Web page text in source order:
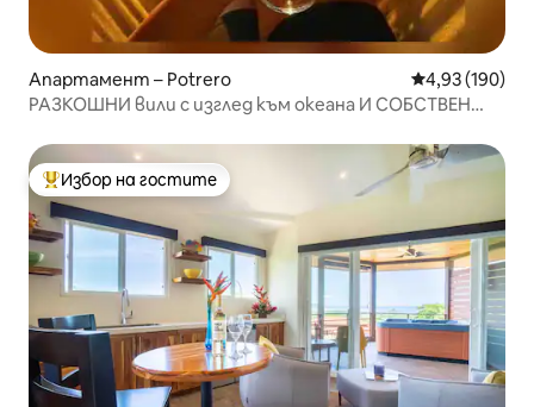
Апартамент – Potrero Средна
4,93 (190)
РАЗКОШНИ вили с изглед към океана И СОБСТВЕН
Най-популярен избор на гостите
Избор на гостите